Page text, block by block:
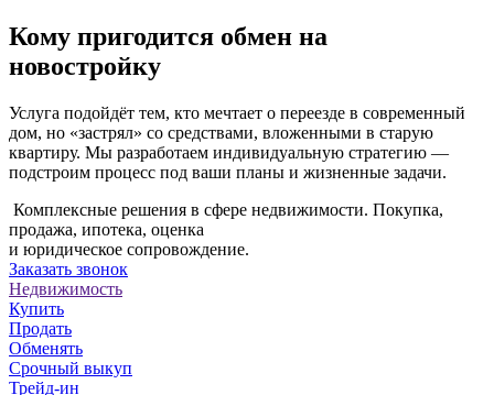
Кому пригодится обмен на
новостройку
Услуга подойдёт тем, кто мечтает о переезде в современный
дом, но «застрял» со средствами, вложенными в старую
квартиру. Мы разработаем индивидуальную стратегию —
подстроим процесс под ваши планы и жизненные задачи.
Комплексные решения в сфере недвижимости. Покупка,
продажа, ипотека, оценка
и юридическое сопровождение.
Заказать звонок
Недвижимость
Купить
Продать
Обменять
Срочный выкуп
Трейд-ин